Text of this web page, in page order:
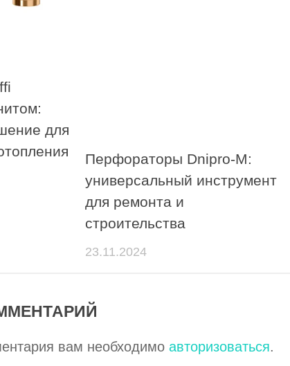
для
Перфораторы Dnipro-M:
универсальный инструмент
для ремонта и
строительства
23.11.2024
вам необходимо авторизоваться.